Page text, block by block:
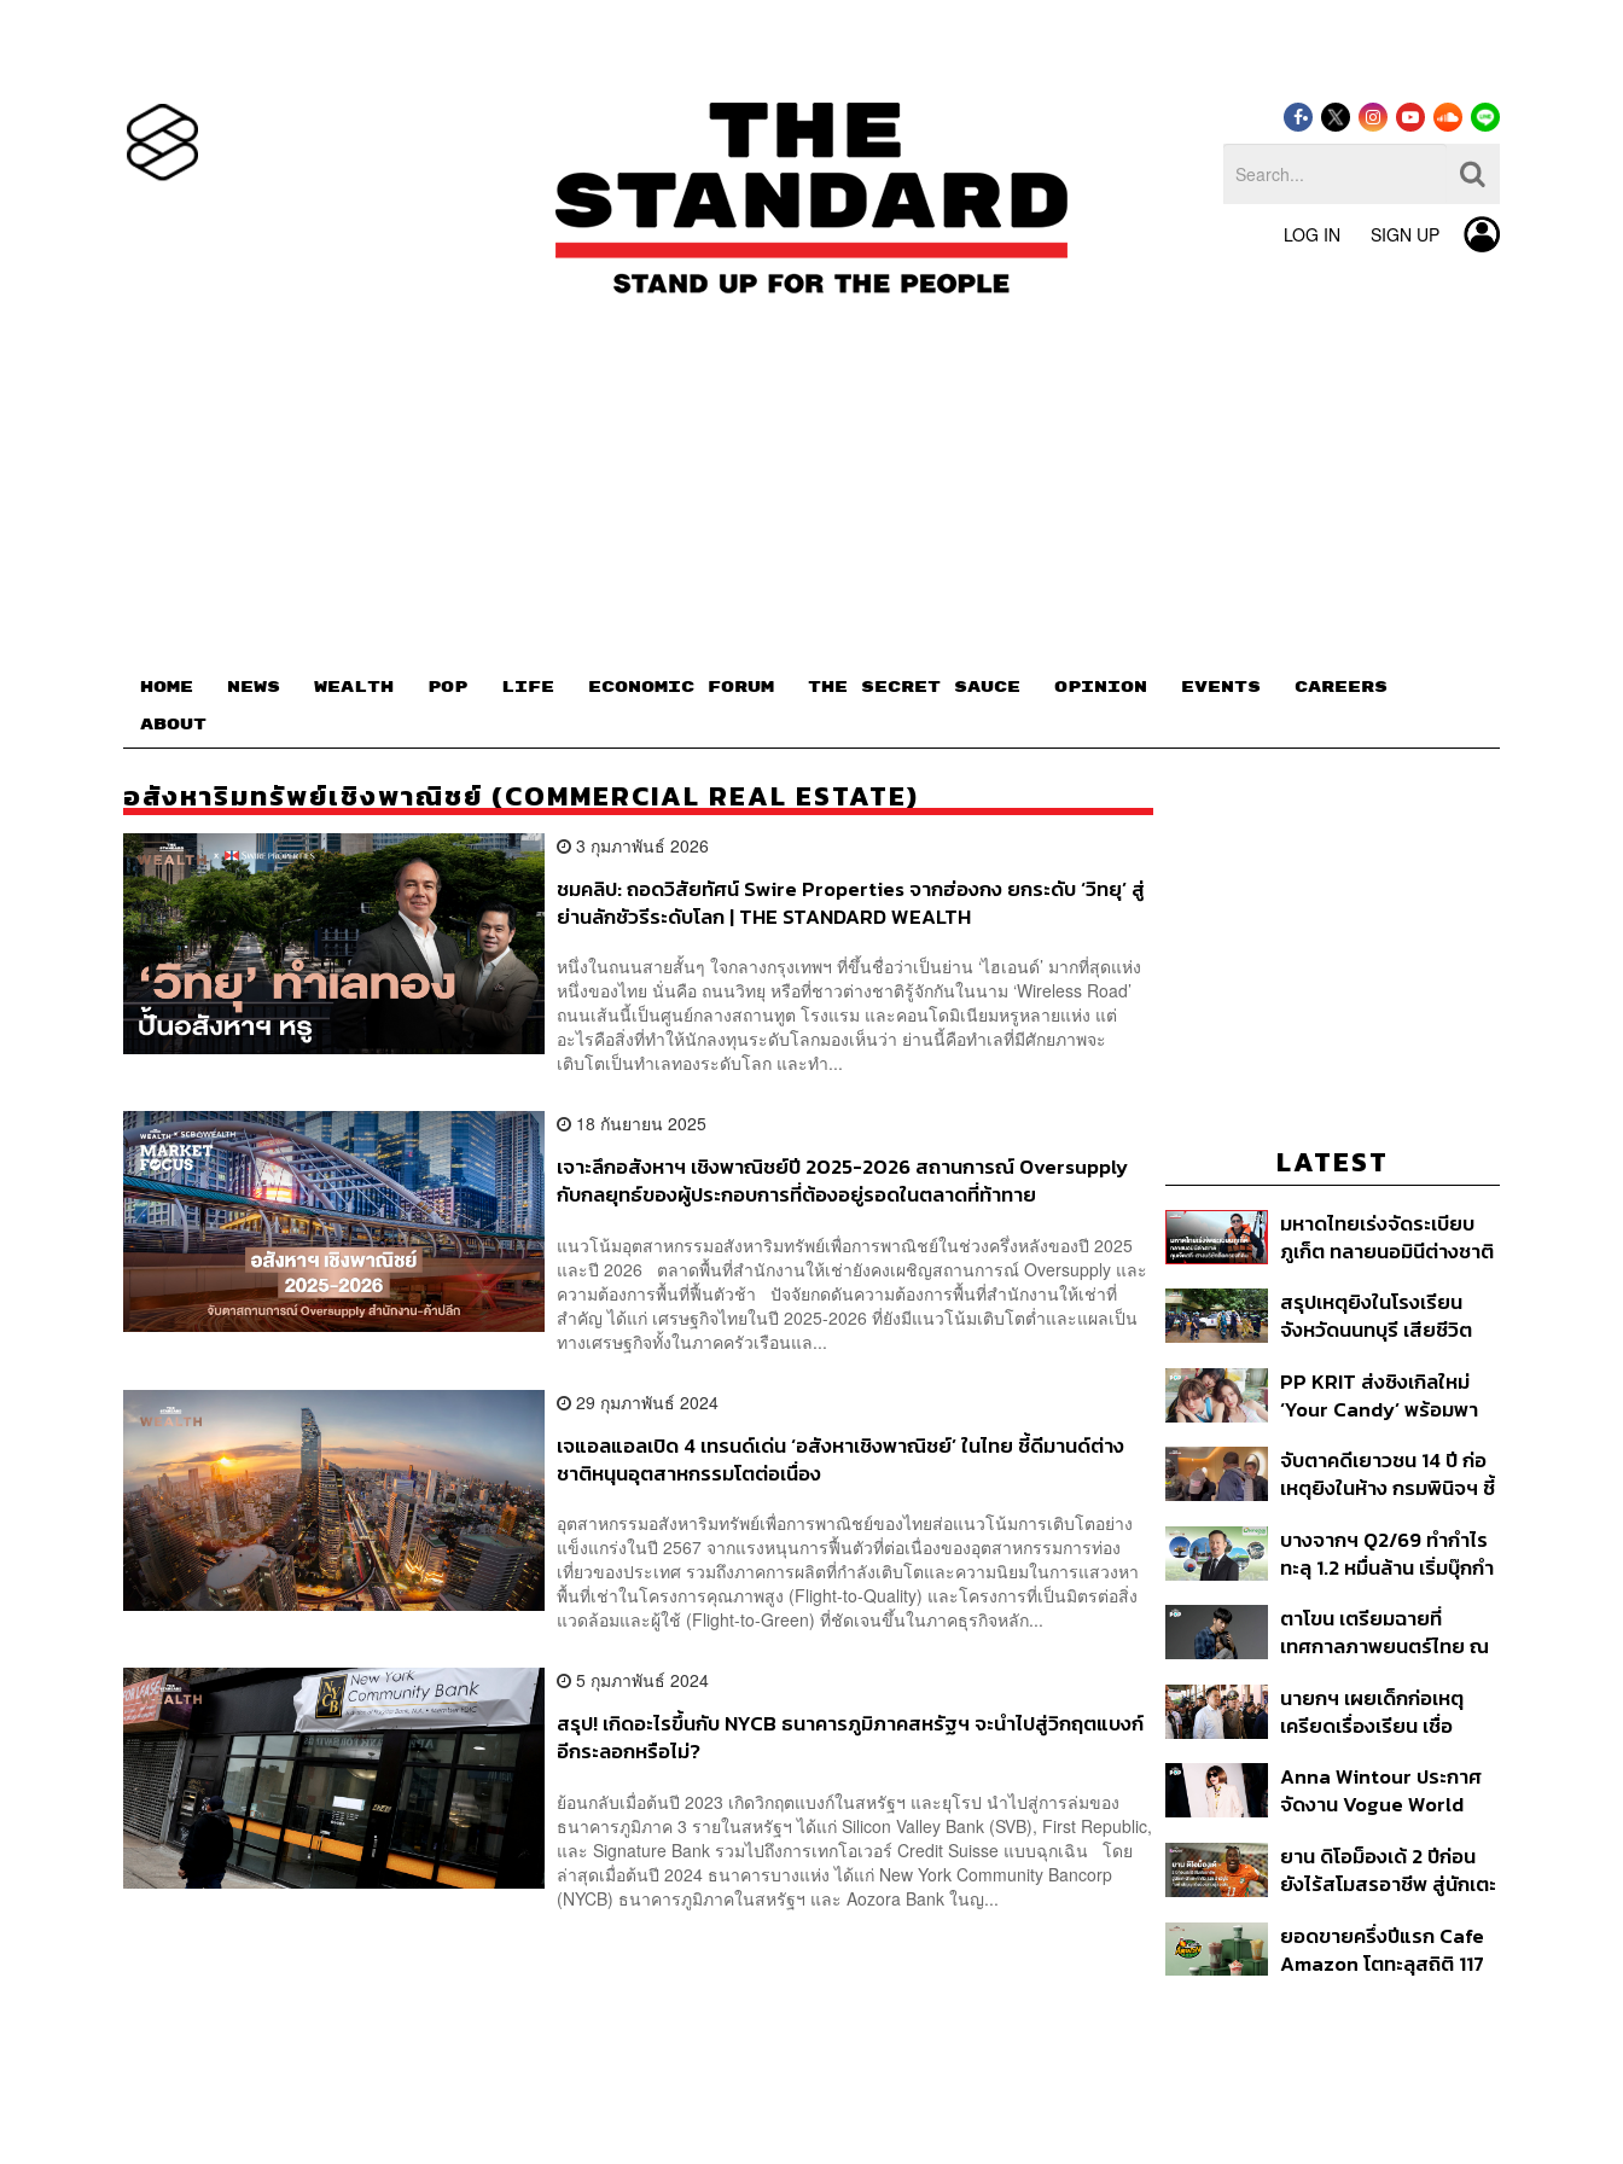
LOG IN SIGN UP
HOME NEWS WEALTH POP LIFE ECONOMIC FORUM THE SECRET SAUCE​ OPINION EVENTS CAREERS
ABOUT
อสังหาริมทรัพย์เชิงพาณิชย์ (COMMERCIAL REAL ESTATE)
3 กุมภาพันธ์ 2026
ชมคลิป: ถอดวิสัยทัศน์ Swire Properties จากฮ่องกง ยกระดับ ‘วิทยุ’ สู่
ย่านลักชัวรีระดับโลก | THE STANDARD WEALTH
หนึ่งในถนนสายสั้นๆ ใจกลางกรุงเทพฯ ที่ขึ้นชื่อว่าเป็นย่าน ‘ไฮเอนด์’ มากที่สุดแห่ง
หนึ่งของไทย นั่นคือ ถนนวิทยุ หรือที่ชาวต่างชาติรู้จักกันในนาม ‘Wireless Road’
ถนนเส้นนี้เป็นศูนย์กลางสถานทูต โรงแรม และคอนโดมิเนียมหรูหลายแห่ง แต่
อะไรคือสิ่งที่ทำให้นักลงทุนระดับโลกมองเห็นว่า ย่านนี้คือทำเลที่มีศักยภาพจะ
เติบโตเป็นทำเลทองระดับโลก และทำ...
18 กันยายน 2025
เจาะลึกอสังหาฯ เชิงพาณิชย์ปี 2025-2026 สถานการณ์ Oversupply
กับกลยุทธ์ของผู้ประกอบการที่ต้องอยู่รอดในตลาดที่ท้าทาย
แนวโน้มอุตสาหกรรมอสังหาริมทรัพย์เพื่อการพาณิชย์ในช่วงครึ่งหลังของปี 2025
และปี 2026 ตลาดพื้นที่สำนักงานให้เช่ายังคงเผชิญสถานการณ์ Oversupply และ
ความต้องการพื้นที่ฟื้นตัวช้า ปัจจัยกดดันความต้องการพื้นที่สำนักงานให้เช่าที่
สำคัญ ได้แก่ เศรษฐกิจไทยในปี 2025-2026 ที่ยังมีแนวโน้มเติบโตต่ำและแผลเป็น
ทางเศรษฐกิจทั้งในภาคครัวเรือนแล...
29 กุมภาพันธ์ 2024
เจแอลแอลเปิด 4 เทรนด์เด่น ‘อสังหาเชิงพาณิชย์’ ในไทย ชี้ดีมานด์ต่าง
ชาติหนุนอุตสาหกรรมโตต่อเนื่อง
อุตสาหกรรมอสังหาริมทรัพย์เพื่อการพาณิชย์ของไทยส่อแนวโน้มการเติบโตอย่าง
แข็งแกร่งในปี 2567 จากแรงหนุนการฟื้นตัวที่ต่อเนื่องของอุตสาหกรรมการท่อง
เที่ยวของประเทศ รวมถึงภาคการผลิตที่กำลังเติบโตและความนิยมในการแสวงหา
พื้นที่เช่าในโครงการคุณภาพสูง (Flight-to-Quality) และโครงการที่เป็นมิตรต่อสิ่ง
แวดล้อมและผู้ใช้ (Flight-to-Green) ที่ชัดเจนขึ้นในภาคธุรกิจหลัก...
5 กุมภาพันธ์ 2024
สรุป! เกิดอะไรขึ้นกับ NYCB ธนาคารภูมิภาคสหรัฐฯ จะนำไปสู่วิกฤตแบงก์
อีกระลอกหรือไม่?
ย้อนกลับเมื่อต้นปี 2023 เกิดวิกฤตแบงก์ในสหรัฐฯ และยุโรป นำไปสู่การล่มของ
ธนาคารภูมิภาค 3 รายในสหรัฐฯ ได้แก่ Silicon Valley Bank (SVB), First Republic,
และ Signature Bank รวมไปถึงการเทกโอเวอร์ Credit Suisse แบบฉุกเฉิน โดย
ล่าสุดเมื่อต้นปี 2024 ธนาคารบางแห่ง ได้แก่ New York Community Bancorp
(NYCB) ธนาคารภูมิภาคในสหรัฐฯ และ Aozora Bank ในญ...
LATEST
มหาดไทยเร่งจัดระเบียบ
ภูเก็ต ทลายนอมินีต่างชาติ
ที่ดิน เคลียร์ใบอนุญาต
โรงแรมค้าง 7 ปี
สรุปเหตุยิงในโรงเรียน
จังหวัดนนทบุรี เสียชีวิต
ปมค้นประวัติคดีกราดยิงที่
สหรัฐฯ
PP KRIT ส่งซิงเกิลใหม่
‘Your Candy’ พร้อมพา
สิกวิดีโอ
จับตาคดีเยาวชน 14 ปี ก่อ
เหตุยิงในห้าง กรมพินิจฯ ชี้
เนื่อง ประเมินปล่อยตัว
บางจากฯ Q2/69 ทำกำไร
ทะลุ 1.2 หมื่นล้าน เริ่มบุ๊กกำ
แรก หนุนรายได้ครึ่งปีทะลุ
3.2 แสนล้าน
ตาโขน เตรียมฉายที่
เทศกาลภาพยนตร์ไทย ณ
นายกฯ เผยเด็กก่อเหตุ
เครียดเรื่องเรียน เชื่อ
กระสุนอีกกว่า 30 นัด หาก
ไม่จบชีวิตตัวเองอาจสูญ
Anna Wintour ประกาศ
จัดงาน Vogue World
ยาน ดิโอม็องเด้ 2 ปีก่อน
ยังไร้สโมสรอาชีพ สู่นักเตะ
สัญญาถึงน้องสาวผู้ล่วง
ลับ
ยอดขายครึ่งปีแรก Cafe
Amazon โตทะลุสถิติ 117